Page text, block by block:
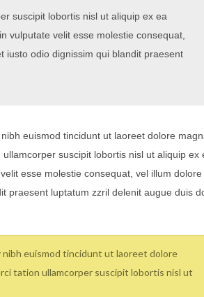
suscipit lobortis nisl ut aliquip ex ea
vulputate velit esse molestie consequat,
iusto odio dignissim qui blandit praesent
euismod tincidunt ut laoreet dolore
suscipit lobortis nisl ut aliquip ex
esse molestie consequat, vel illum dolore
praesent luptatum zzril delenit augue duis
nibh euismod tincidunt ut laoreet dolore
tation ullamcorper suscipit lobortis nisl ut